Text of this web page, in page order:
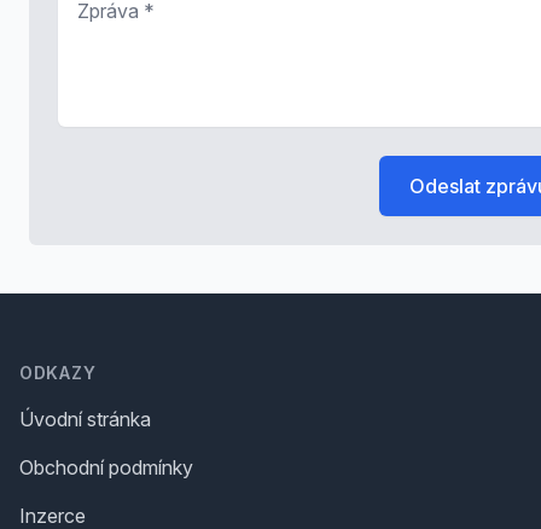
Odeslat
ODKAZY
Úvodní stránka
Obchodní podmínky
Inzerce